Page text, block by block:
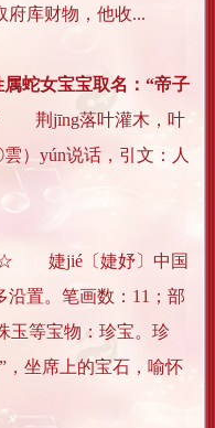
府库财物，他收...
蛇女宝宝取名：“帝子
荆jīng落叶灌木，叶
）yún说话，引文：人
☆ 婕jié〔婕妤〕中国
置。笔画数：11；部
玉等宝物：珍宝。珍
，坐席上的宝石，喻怀